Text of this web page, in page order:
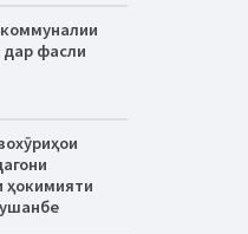
фасли
ҳокимияти